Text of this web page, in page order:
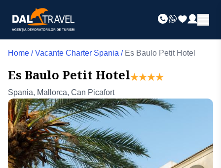
Home / Vacante Charter Spania / Es Baulo Petit Hotel
Es Baulo Petit Hotel
Spania, Mallorca, Can Picafort